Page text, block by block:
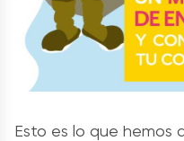
Esto es lo que hemos